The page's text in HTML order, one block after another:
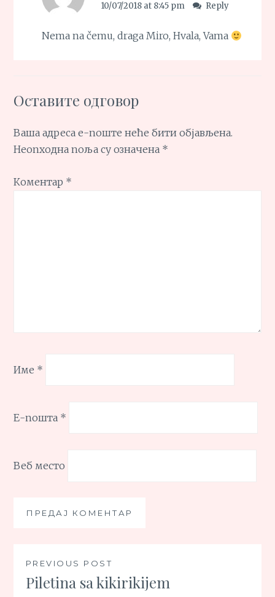
10/07/2018 at 8:45 pm Reply
Nema na čemu, draga Miro, Hvala, Vama
Оставите одговор
Ваша адреса е-поште неће бити објављена.
Неопходна поља су означена *
Коментар *
Име *
Е-пошта *
Веб место
Кретање
чланка
PREVIOUS POST
Piletina sa kikirikijem